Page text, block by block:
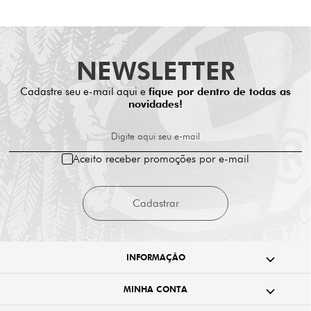
NEWSLETTER
Cadastre seu e-mail aqui e fique por dentro de todas as
novidades!
Digite aqui seu e-mail
Cadastrar
Aceito receber promoções por e-mail
INFORMAÇÃO
MINHA CONTA